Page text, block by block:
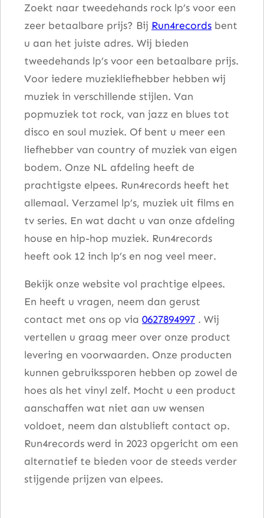
Zoekt naar tweedehands rock lp’s voor een
zeer betaalbare prijs? Bij Run4records bent
u aan het juiste adres. Wij bieden
tweedehands lp’s voor een betaalbare prijs.
Voor iedere muziekliefhebber hebben wij
muziek in verschillende stijlen. Van
popmuziek tot rock, van jazz en blues tot
disco en soul muziek. Of bent u meer een
liefhebber van country of muziek van eigen
bodem. Onze NL afdeling heeft de
prachtigste elpees. Run4records heeft het
allemaal. Verzamel lp’s, muziek uit films en
tv series. En wat dacht u van onze afdeling
house en hip-hop muziek. Run4records
heeft ook 12 inch lp’s en nog veel meer.
Bekijk onze website vol prachtige elpees.
En heeft u vragen, neem dan gerust
contact met ons op via 0627894997 . Wij
vertellen u graag meer over onze product
levering en voorwaarden. Onze producten
kunnen gebruikssporen hebben op zowel de
hoes als het vinyl zelf. Mocht u een product
aanschaffen wat niet aan uw wensen
voldoet, neem dan alstublieft contact op.
Run4records werd in 2023 opgericht om een
alternatief te bieden voor de steeds verder
stijgende prijzen van elpees.